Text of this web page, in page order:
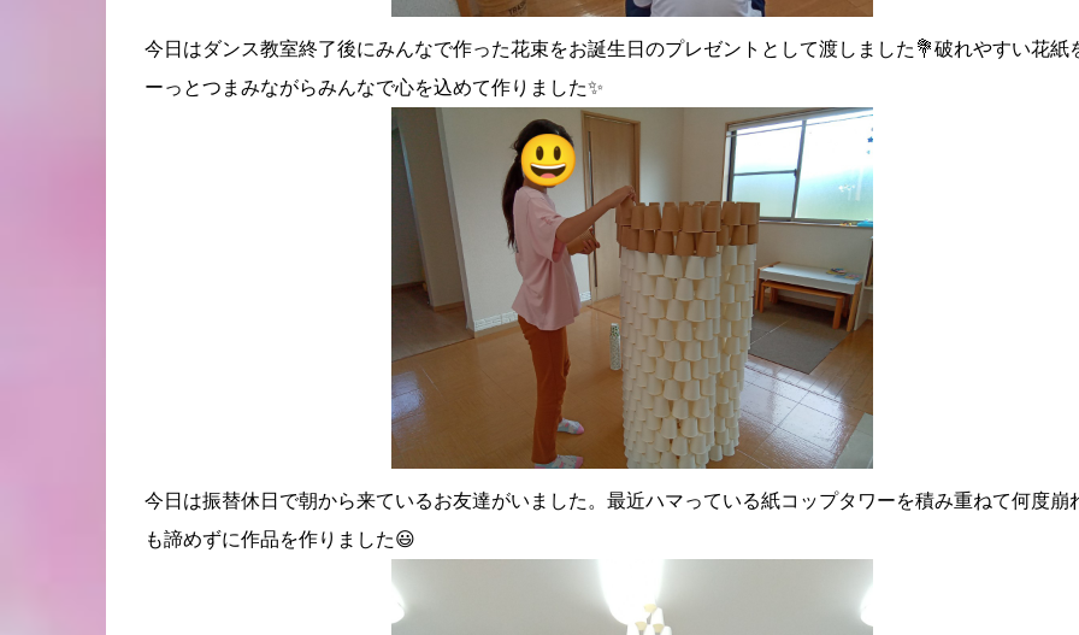
今日はダンス教室終了後にみんなで作った花束をお誕生日のプレゼントとして渡しました💐破れやすい花紙
ーっとつまみながらみんなで心を込めて作りました✨
今日は振替休日で朝から来ているお友達がいました。最近ハマっている紙コップタワーを積み重ねて何度崩
も諦めずに作品を作りました😃